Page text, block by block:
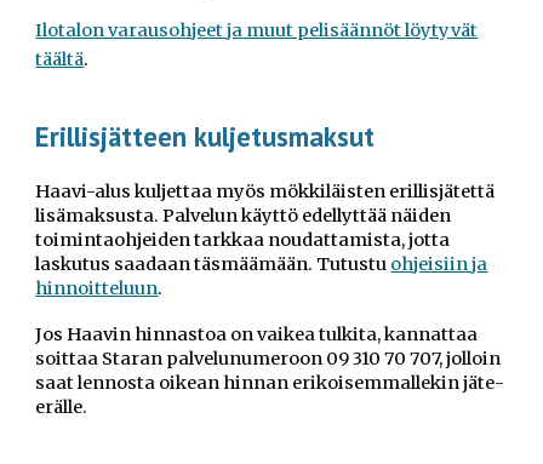
Ilotalon varausohjeet ja muut pelisäännötlöytyvät
täältä.
Erillisjätteen kuljetusmaksut
Haavi-alus kuljettaa myös mökkiläisten erillisjätettä
lisämaksusta.Palvelun käyttö edellyttää näiden
toimintaohjeiden tarkkaa noudattamista, jotta
laskutus saadaan täsmäämään. Tutustu ohjeisiin ja
hinnoitteluun.
JosHaavin hinnastoa onvaikeatulkita, kannattaa
soittaa Staran palvelunumeroon 09 310 70 707, jolloin
saat lennosta oikean hinnan erikoisemmallekin jäte-
erälle.